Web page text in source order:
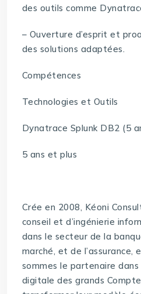
des outils comme
– Ouverture d’esprit et
des solutions adaptées.
Compétences
Technologies et Outils
Dynatrace Splunk DB2 (5
5 ans et plus
Crée en 2008, Kéoni
conseil et d’ingénierie
dans le secteur de la
marché, et de l’assurance,
sommes le partenaire
digitale des grands